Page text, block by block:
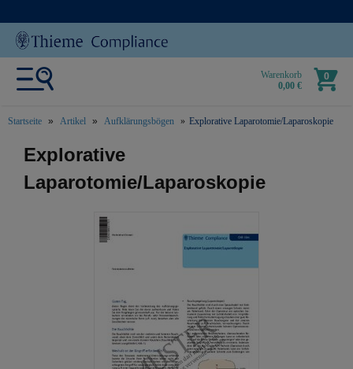
Warenkorb
0,00 €
0
Startseite Artikel Aufklärungsbögen Explorative Laparotomie/Laparoskopie
text.skipToContent
text.skipToNavigation
Explorative
Laparotomie/Laparoskopie